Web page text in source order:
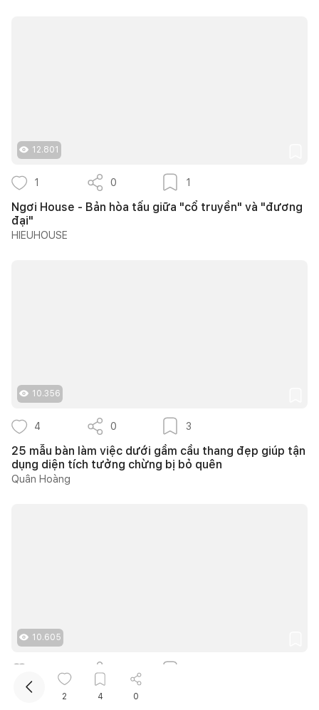
12.801
1 0 1
Ngơi House - Bản hòa tấu giữa "cổ truyền" và "đương
đại"
HIEUHOUSE
10.356
4 0 3
25 mẫu bàn làm việc dưới gầm cầu thang đẹp giúp tận
dụng diện tích tưởng chừng bị bỏ quên
Quân Hoàng
10.605
30 mẫu bàn làm việc trong phòng ngủ đẹp với nhiều
2 4 0